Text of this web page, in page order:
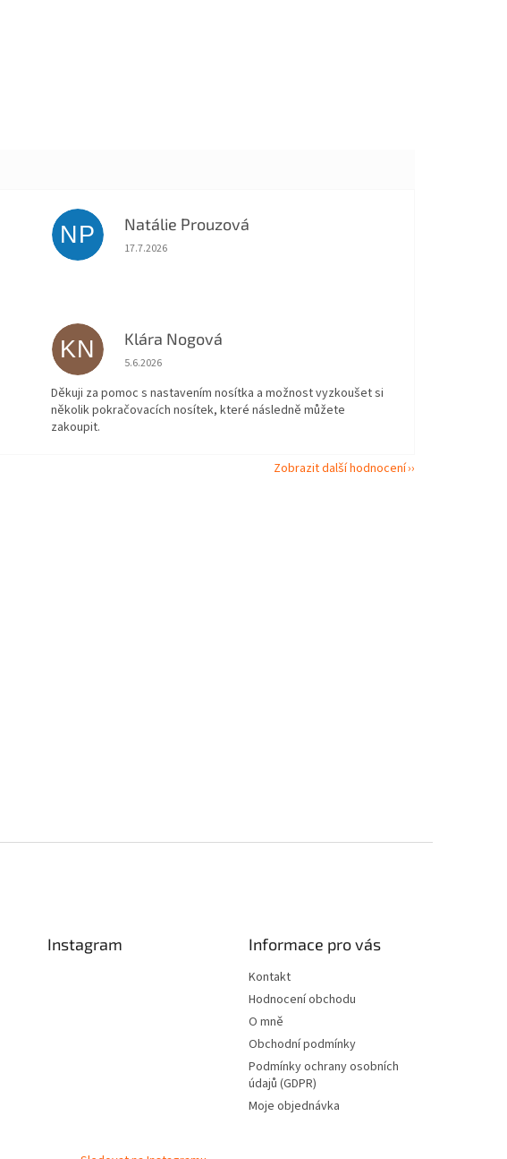
NP Natálie Prouzová
Hodnocení obchodu je 5 z 5 hvězdiček.
17.7.2026
KN Klára Nogová
Hodnocení obchodu je 5 z 5 hvězdiček.
5.6.2026
Děkuji za pomoc s nastavením nosítka a možnost vyzkoušet si
několik pokračovacích nosítek, které následně můžete
zakoupit.
Zobrazit další hodnocení
Instagram Informace pro vás
Kontakt
Hodnocení obchodu
O mně
Obchodní podmínky
Podmínky ochrany osobních
údajů (GDPR)
Moje objednávka